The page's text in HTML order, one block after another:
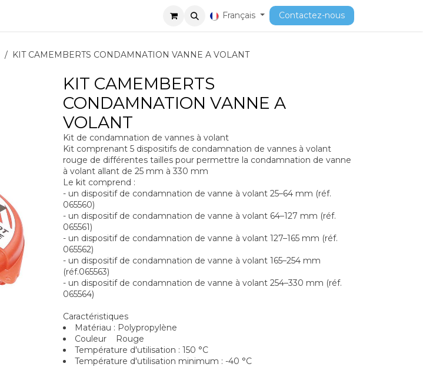
Recrutement Cours Français Contactez-nous
KIT CAMEMBERTS CONDAMNATION VANNE A VOLANT
KIT CAMEMBERTS
CONDAMNATION VANNE A
VOLANT
Kit de condamnation de vannes à volant
Kit comprenant 5 dispositifs de condamnation de vannes à volant
rouge de différentes tailles pour permettre la condamnation de vanne
à volant allant de 25 mm à 330 mm
Le kit comprend :
- un dispositif de condamnation de vanne à volant 25–64 mm (réf.
065560)
- un dispositif de condamnation de vanne à volant 64–127 mm (réf.
065561)
- un dispositif de condamnation de vanne à volant 127–165 mm (réf.
065562)
- un dispositif de condamnation de vanne à volant 165–254 mm
(réf.065563)
- un dispositif de condamnation de vanne à volant 254–330 mm (réf.
065564)
Caractéristiques
Matériau : Polypropylène
Couleur Rouge
Température d'utilisation : 150 °C
Température d'utilisation minimum : -40 °C